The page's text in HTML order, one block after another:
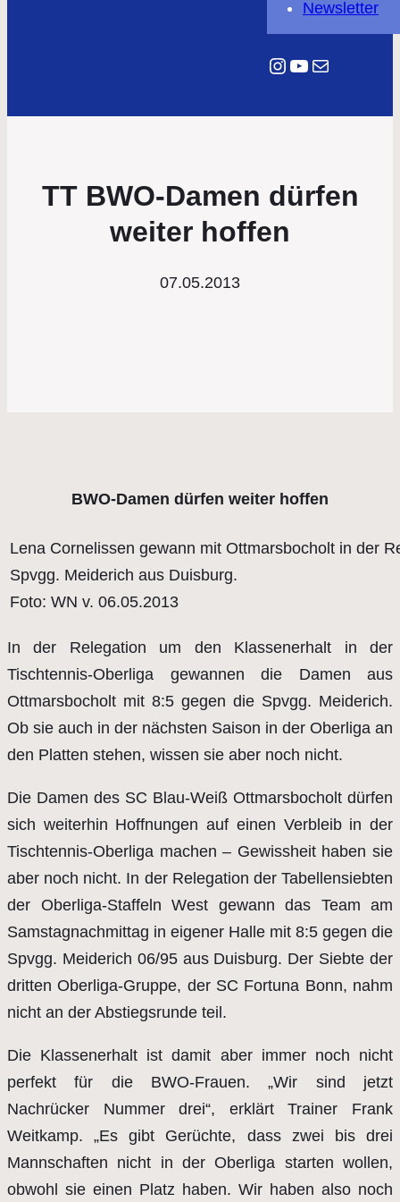
Newsletter
Instagram
YouTube
E-Mail
TT BWO-Damen dürfen
weiter hoffen
07.05.2013
BWO-Damen dürfen weiter hoffen
Lena Cornelissen gewann mit Ottmarsbocholt in der
Spvgg. Meiderich aus Duisburg.
Foto: WN v. 06.05.2013
In der Relegation um den Klassenerhalt in der
Tischtennis-Oberliga gewannen die Damen aus
Ottmarsbocholt mit 8:5 gegen die Spvgg. Meiderich.
Ob sie auch in der nächsten Saison in der Oberliga an
den Platten stehen, wissen sie aber noch nicht.
Die Damen des SC Blau-Weiß Ottmarsbocholt dürfen
sich weiterhin Hoffnungen auf einen Verbleib in der
Tischtennis-Oberliga machen – Gewissheit haben sie
aber noch nicht. In der Relegation der Tabellensiebten
der Oberliga-Staffeln West gewann das Team am
Samstagnachmittag in eigener Halle mit 8:5 gegen die
Spvgg. Meiderich 06/95 aus Duisburg. Der Siebte der
dritten Oberliga-Gruppe, der SC Fortuna Bonn, nahm
nicht an der Abstiegsrunde teil.
Die Klassenerhalt ist damit aber immer noch nicht
perfekt für die BWO-Frauen. „Wir sind jetzt
Nachrücker Nummer drei“, erklärt Trainer Frank
Weitkamp. „Es gibt Gerüchte, dass zwei bis drei
Mannschaften nicht in der Oberliga starten wollen,
obwohl sie einen Platz haben. Wir haben also noch